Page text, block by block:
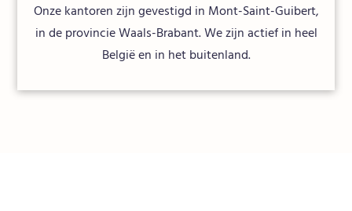
Onze kantoren zijn gevestigd in Mont-Saint-Guibert,
in de provincie Waals-Brabant. We zijn actief in heel
België en in het buitenland.